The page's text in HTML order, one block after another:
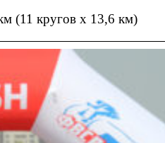
(11 кругов х 13,6 км)